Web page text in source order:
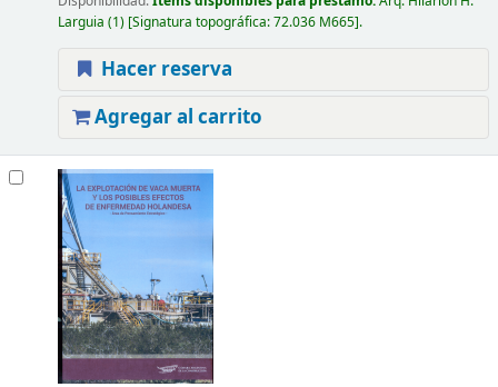
Larguia (1) Signatura topográfica:72.036 M665 .
Hacer reserva
Agregar al carrito